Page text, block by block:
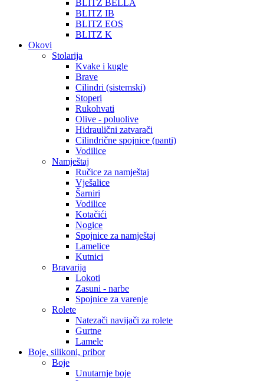
BLITZ BELLA
BLITZ IB
BLITZ EOS
BLITZ K
Okovi
Stolarija
Kvake i kugle
Brave
Cilindri (sistemski)
Stoperi
Rukohvati
Olive - poluolive
Hidraulični zatvarači
Cilindrične spojnice (panti)
Vodilice
Namještaj
Ručice za namještaj
Vješalice
Šarniri
Vodilice
Kotačići
Nogice
Spojnice za namještaj
Lamelice
Kutnici
Bravarija
Lokoti
Zasuni - narbe
Spojnice za varenje
Rolete
Natezači navijači za rolete
Gurtne
Lamele
Boje, silikoni, pribor
Boje
Unutarnje boje